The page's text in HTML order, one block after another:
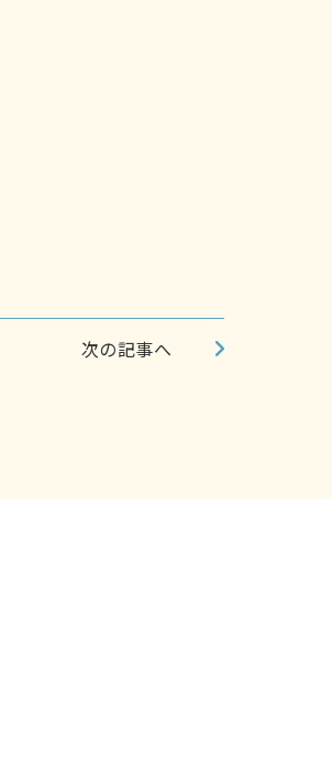
次の記事へ